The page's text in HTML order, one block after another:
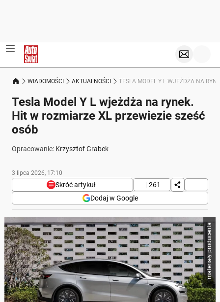
WIADOMOŚCI AKTUALNOŚCI TESLA MODEL Y L WJEŻDŻA NA
Tesla Model Y L wjeżdża na rynek.
Hit w rozmiarze XL przewiezie sześć
osób
Opracowanie: Krzysztof Grabek
3 lipca 2026, 17:10
Skróć artykuł
261
Dodaj w Google
Poniżej streszczenie artykułu:
Skrót przygotowany przez Onet Czat z AI, może zawierać błędy.
Tesla Model Y L wchodzi na rynek jako wydłużona
wersja, zdolna przewieźć sześć osób.
Auto ma zwiększony rozstaw osi o 150 mm, co daje
3040 mm, a jego całkowita długość to 4968 mm.
Pojemność bagażnika wynosi 2520 l po złożeniu
siedzeń, co stanowi wzrost o 425 l w porównaniu do
standardowego Modelu Y.
materiały producenta